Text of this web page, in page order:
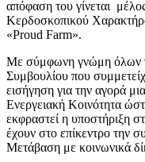
απόφαση του γίνεται
Κερδοσκοπικού
«Proud Farm».
Με σύμφωνη γνώμη όλων
Συμβουλίου που
εισήγηση για την αγορά
Ενεργειακή Κοινότητα
εκφραστεί η υποστήριξη
έχουν στο επίκεντρο την
Μετάβαση με κοινωνικά